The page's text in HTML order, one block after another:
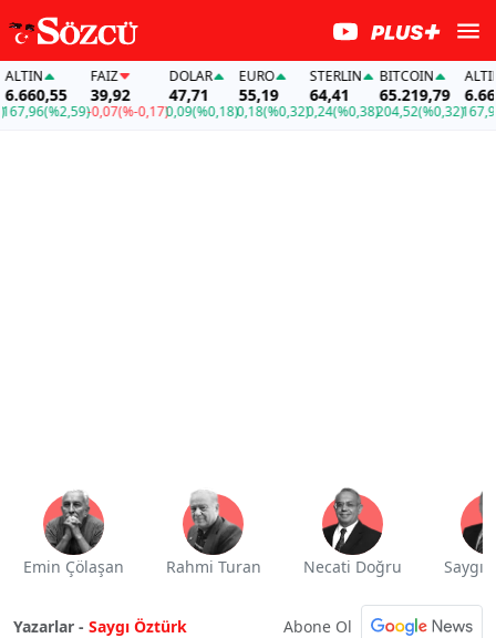
(%2,59)
39,92
-0,07(%-0,17)
DOLAR
47,71
0,09(%0,18)
EURO
55,19
0,18(%0,32)
STERLIN
64,41
0,24(%0,38)
BITCOIN
65.219,79
204,52(%0,32)
ALTIN
6.660,55
167,96
Emin Çölaşan Rahmi Turan Necati Doğru Saygı
Yazarlar - Saygı Öztürk Abone Ol